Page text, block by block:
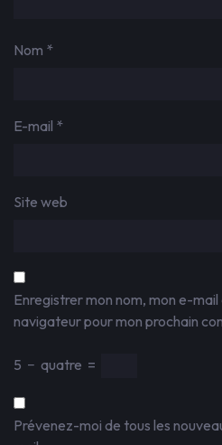
Nom *
E-mail *
Site web
Enregistrer mon nom, mon e-
navigateur pour mon prochain
5 − quatre =
Prévenez-moi de tous les